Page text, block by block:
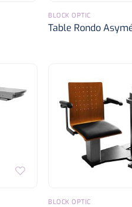
BLOCK OPTIC
Table Rondo
BLOCK OPTIC